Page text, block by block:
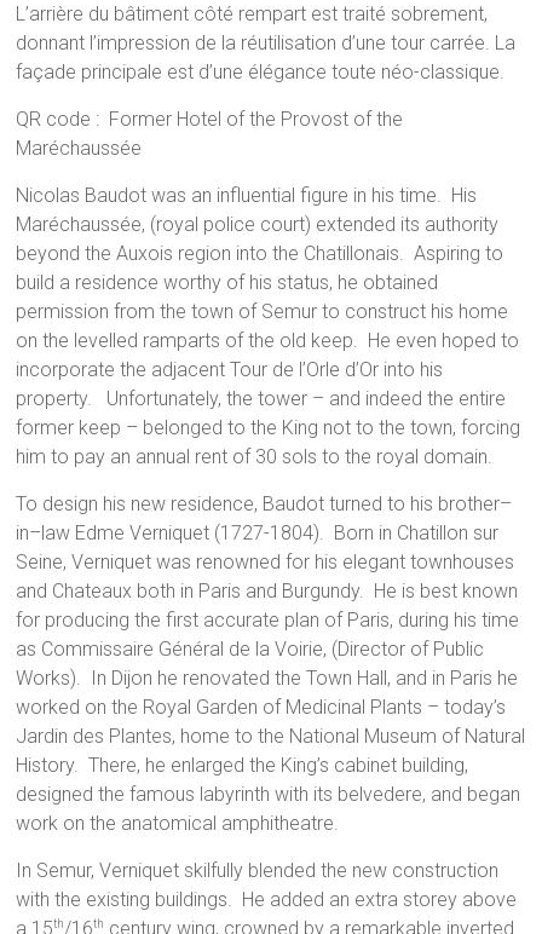
L’arrière du bâtiment côté rempart est traité sobrement,
donnant l’impression de la réutilisation d’une tour carrée. La
façade principale est d’une élégance toute néo-classique.
QR code : Former Hotel of the Provost of the
Maréchaussée
Nicolas Baudot was an influential figure in his time. His
Maréchaussée, (royal police court) extended its authority
beyond the Auxois region into the Chatillonais. Aspiring to
build a residence worthy of his status, he obtained
permission from the town of Semur to construct his home
on the levelled ramparts of the old keep. He even hoped to
incorporate the adjacent Tour de l’Orle d’Or into his
property. Unfortunately, the tower – and indeed the entire
former keep – belonged to the King not to the town, forcing
him to pay an annual rent of 30 sols to the royal domain.
To design his new residence, Baudot turned to his brother–
in–law Edme Verniquet (1727-1804). Born in Chatillon sur
Seine, Verniquet was renowned for his elegant townhouses
and Chateaux both in Paris and Burgundy. He is best known
for producing the first accurate plan of Paris, during his time
as Commissaire Général de la Voirie, (Director of Public
Works). In Dijon he renovated the Town Hall, and in Paris he
worked on the Royal Garden of Medicinal Plants – today’s
Jardin des Plantes, home to the National Museum of Natural
History. There, he enlarged the King’s cabinet building,
designed the famous labyrinth with its belvedere, and began
work on the anatomical amphitheatre.
In Semur, Verniquet skilfully blended the new construction
with the existing buildings. He added an extra storey above
a 15th/16th century wing, crowned by a remarkable inverted